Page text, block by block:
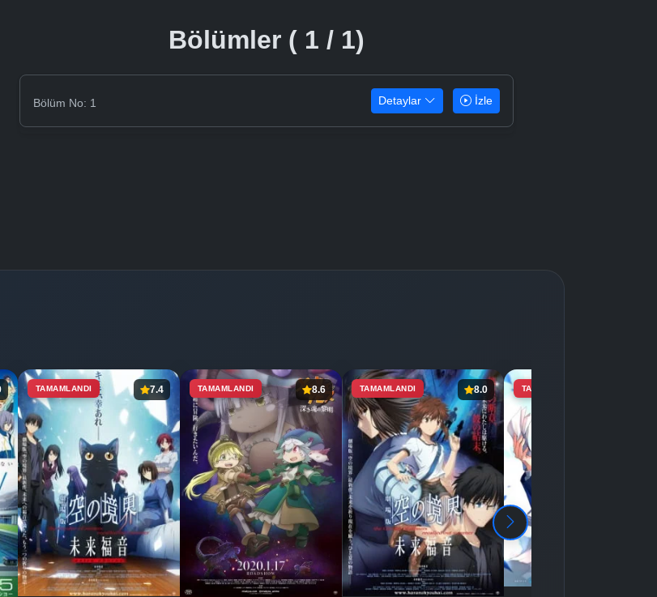
Bölümler ( 1 / 1)
Bölüm No: 1 Detaylar İzle
TAMAMLANDI 7.4 TAMAMLANDI 8.6 TAMAMLANDI 8.0 TAMAMLANDI